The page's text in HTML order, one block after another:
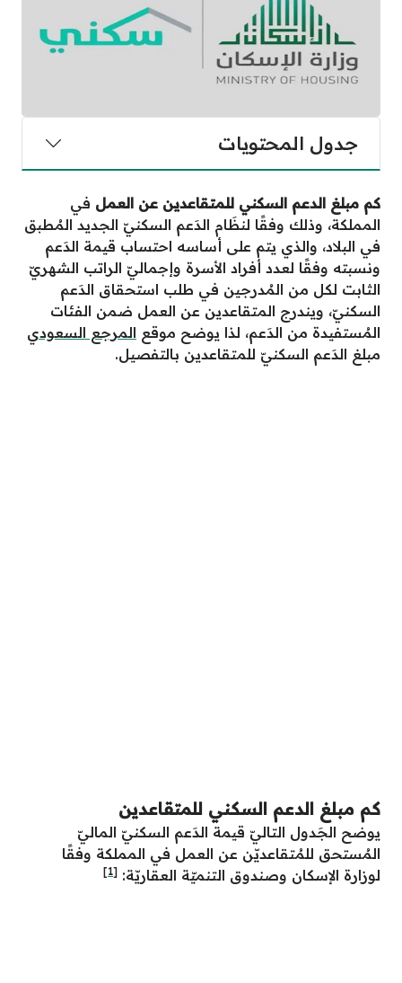
جدول المحتويات
كم مبلغ الدعم السكني للمتقاعدين عن العمل في
المملكة، وذلك وفقًا لنظَام الدَعم السكنيّ الجديد المُطبق
في البلاد، والذي يتم على أساسه احتساب قيمة الدَعم
ونسبته وفقًا لعدد أفراد الأسرة وإجماليّ الراتب الشهريّ
الثابت لكل من المُدرجين في طلب استحقاق الدَعم
السكنيّ، ويندرج المتقاعدين عن العمل ضمن الفئات
المُستفيدة من الدَعم، لذا يوضح موقع المرجع السعودي
مبلغ الدَعم السكنيّ للمتقاعدين بالتفصيل.
كم مبلغ الدعم السكني للمتقاعدين
يوضح الجَدول التاليّ قيمة الدَعم السكنيّ الماليّ
المُستحق للمُتقاعديّن عن العمل في المملكة وفقًا
لوزارة الإسكان وصندوق التنميّة العقاريّة: [1]